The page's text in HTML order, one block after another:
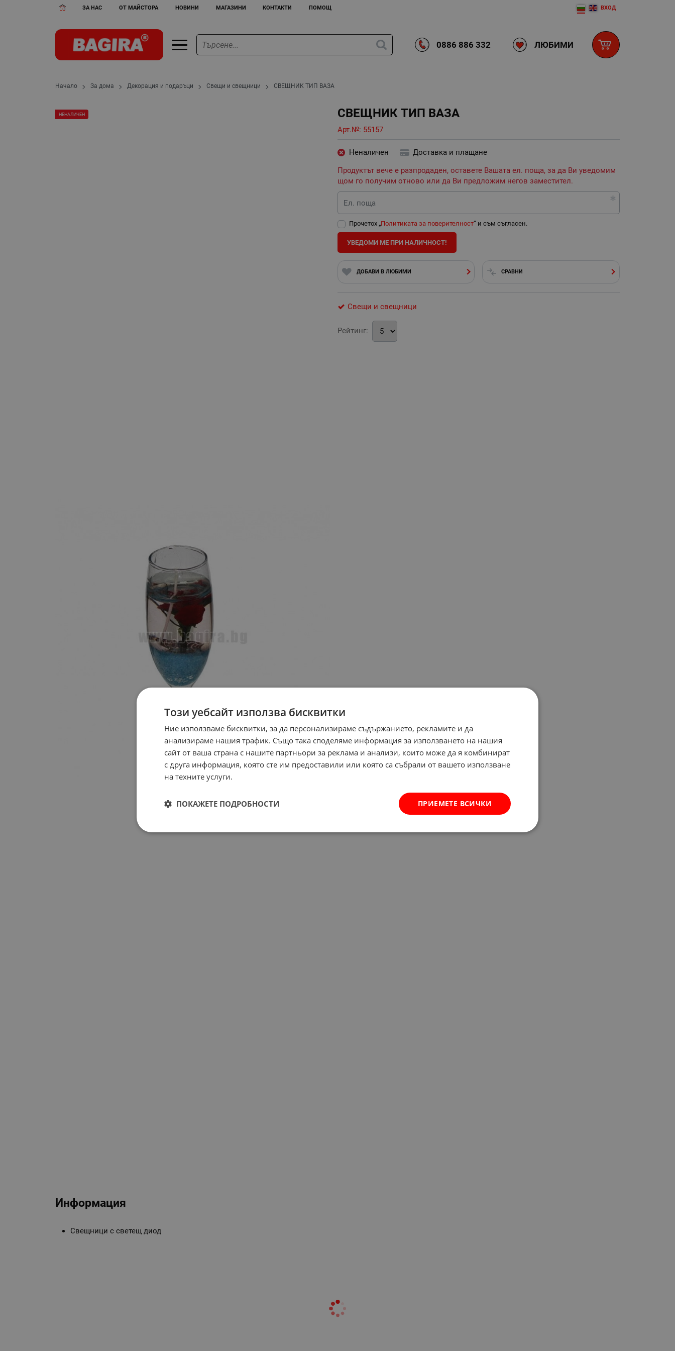
ЗА НАС ОТ МАЙСТОРА НОВИНИ МАГАЗИНИ КОНТАКТИ ПОМОЩ ВХОД
0886 886 332 ЛЮБИМИ
Начало За дома Декорация и подаръци Свещи и свещници СВЕЩНИК ТИП ВАЗА
СВЕЩНИК ТИП ВАЗА
Арт.№: 55157
НЕНАЛИЧЕН
Неналичен
Доставка и плащане
Продуктът вече е разпродаден, оставете Вашата ел. поща, за да Ви уведомим
щом го получим отново или да Ви предложим негов заместител.
Ел. поща
Прочетох „Политиката за поверителност“ и съм съгласен.
УВЕДОМИ МЕ ПРИ НАЛИЧНОСТ!
ДОБАВИ В ЛЮБИМИ СРАВНИ
Свещи и свещници
Рейтинг:
Информация
Свещници с светещ диод
Този уебсайт използва бисквитки
Ние използваме бисквитки, за да персонализираме съдържанието, рекламите и да
анализираме нашия трафик. Също така споделяме информация за използването на нашия
сайт от ваша страна с нашите партньори за реклама и анализи, които може да я комбинират
с друга информация, която сте им предоставили или която са събрали от вашето използване
на техните услуги.
ПРИЕМЕТЕ ВСИЧКИ
ПОКАЖЕТЕ ПОДРОБНОСТИ